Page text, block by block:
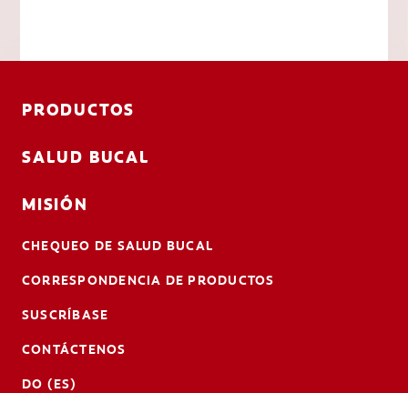
PRODUCTOS
SALUD BUCAL
MISIÓN
CHEQUEO DE SALUD BUCAL
CORRESPONDENCIA DE PRODUCTOS
SUSCRÍBASE
CONTÁCTENOS
DO (ES)